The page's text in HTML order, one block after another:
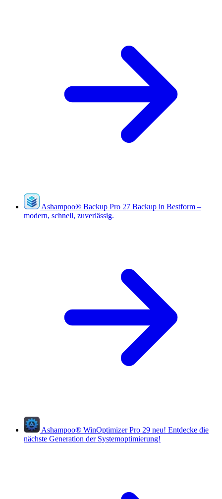
Ashampoo® Backup Pro 27 Backup in Bestform –
modern, schnell, zuverlässig.
Ashampoo® WinOptimizer Pro 29 neu! Entdecke die
nächste Generation der Systemoptimierung!